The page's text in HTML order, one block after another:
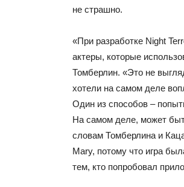
не страшно.
«При разработке Night
актеры, которые
Томберлин. «Это не
хотели на самом деле
Один из способов –
На самом деле, может
словам Томберлина и
Mary, потому что игра
тем, кто попробовал